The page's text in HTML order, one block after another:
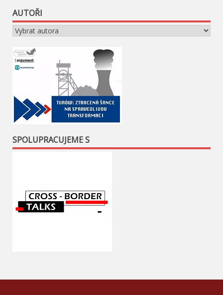
AUTOŘI
SPOLUPRACUJEME S